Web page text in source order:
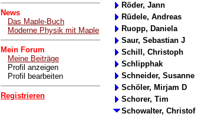
News
Das Maple-Buch
Moderne Physik mit Maple
Mein Forum
Meine Beiträge
Profil anzeigen
Profil bearbeiten
Registrieren
Röder, Jann
Rüdele, Andreas
Ruopp, Daniela
Saur, Sebastian J
Schill, Christoph
Schlipphak
Schneider, Susanne
Schöler, Mirjam D
Schorer, Tim
Schowalter, Christof